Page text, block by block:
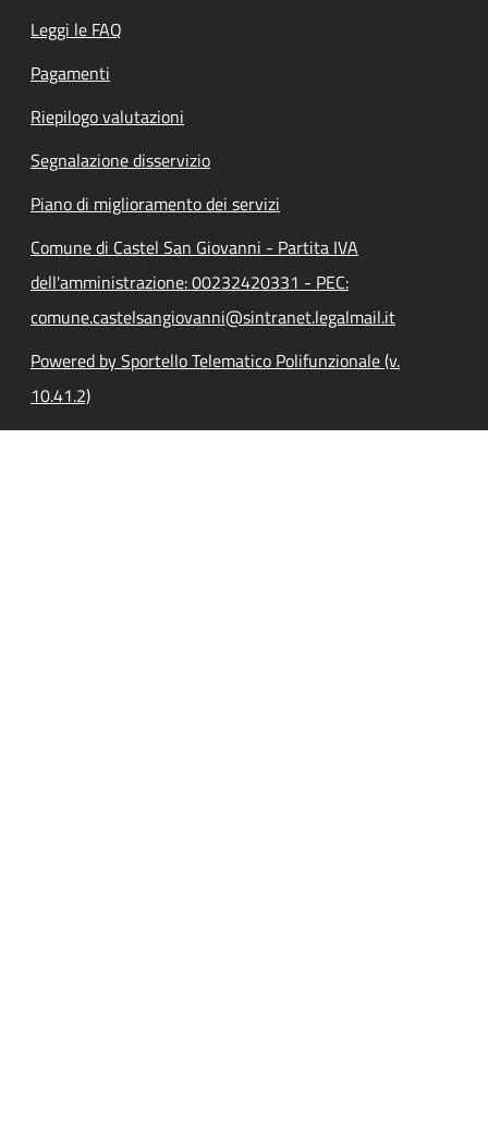
Leggi le FAQ
Pagamenti
Riepilogo valutazioni
Segnalazione disservizio
Piano di miglioramento dei servizi
Comune di Castel San Giovanni - Partita IVA
dell'amministrazione: 00232420331 - PEC:
comune.castelsangiovanni@sintranet.legalmail.it
Powered by Sportello Telematico Polifunzionale (v.
10.41.2)